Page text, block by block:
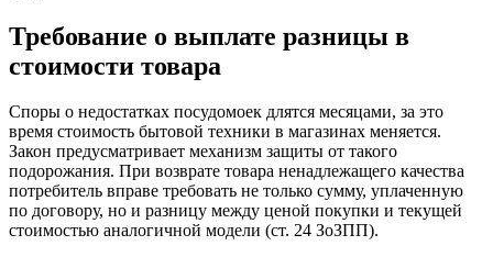
Требование о выплате разницы в
стоимости товара
Споры о недостатках посудомоек длятся месяцами, за это
время стоимость бытовой техники в магазинах меняется.
Закон предусматривает механизм защиты от такого
подорожания. При возврате товара ненадлежащего качества
потребитель вправе требовать не только сумму, уплаченную
по договору, но и разницу между ценой покупки и текущей
стоимостью аналогичной модели (ст. 24 ЗоЗПП).